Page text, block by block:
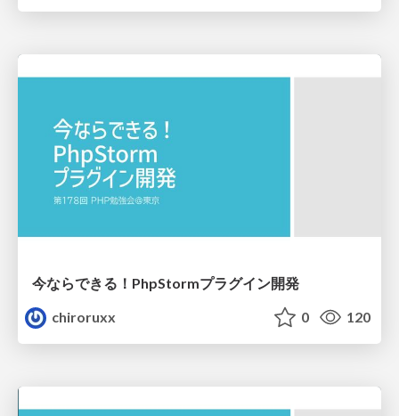
今ならできる！PhpStormプラグイン開発
chiroruxx
0 120